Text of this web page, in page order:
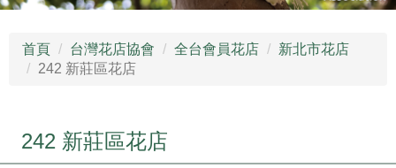
首頁 台灣花店協會 全台會員花店
新北市花店
242 新莊區花店
242 新莊區花店